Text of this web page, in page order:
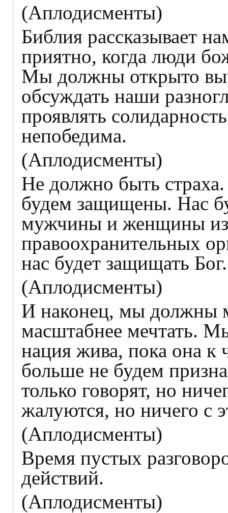
(Аплодисменты)
Библия рассказывает
приятно, когда люди
Мы должны открыто
обсуждать наши
проявлять
непобедима.
(Аплодисменты)
Не должно быть
будем защищены. Нас
мужчины и женщины
правоохранительных
нас будет защищать Бог.
(Аплодисменты)
И наконец, мы должны
масштабнее мечтать.
нация жива, пока она
больше не будем
только говорят, но
жалуются, но ничего с
(Аплодисменты)
Время пустых
действий.
(Аплодисменты)